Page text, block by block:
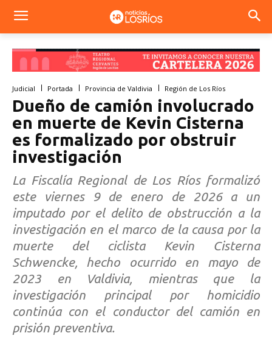
Judicial Portada Provincia de Valdivia Región de Los Ríos
Dueño de camión involucrado
en muerte de Kevin Cisterna
es formalizado por obstruir
investigación
La Fiscalía Regional de Los Ríos formalizó
este viernes 9 de enero de 2026 a un
imputado por el delito de obstrucción a la
investigación en el marco de la causa por la
muerte del ciclista Kevin Cisterna
Schwencke, hecho ocurrido en mayo de
2023 en Valdivia, mientras que la
investigación principal por homicidio
continúa con el conductor del camión en
prisión preventiva.